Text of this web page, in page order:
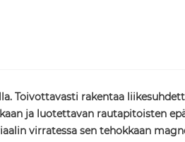
Toivottavasti rakentaa
ja luotettavan rautapitoisten
virratessa sen tehokkaan